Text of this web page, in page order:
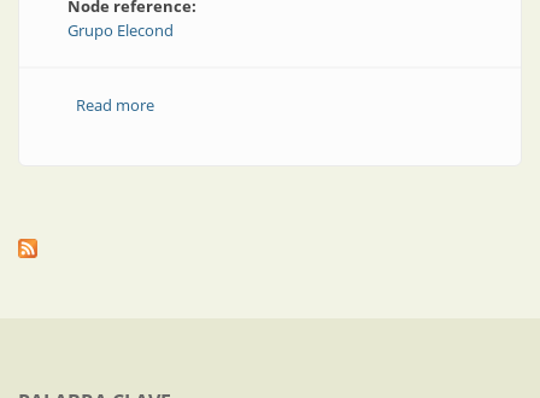
Node reference:
Grupo Elecond
Read moreabout Factor de potencia | Cómo ahorrar energía y